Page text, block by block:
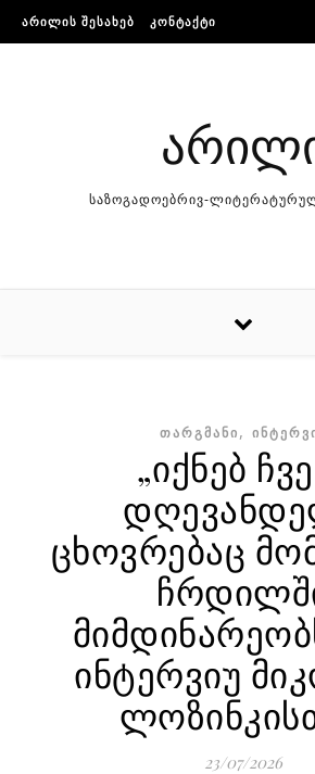
Skip to content
ᲐᲠᲘᲚᲘᲡ ᲨᲔᲡᲐᲮᲔᲑ ᲙᲝᲜᲢᲐᲥᲢᲘ
საზოგადოებრივ-
ᲗᲐᲠᲒᲛᲐᲜᲘ,
„იქნებ
ცხოვრებაც
ინტერვიუ
23/07/2026